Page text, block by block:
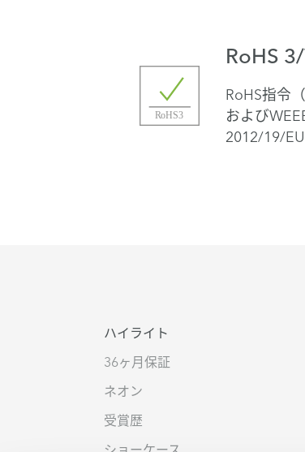
RoHS
RoHS指令
および
2012/19/EU
ハイライト
36ヶ月保証
ネオン
受賞歴